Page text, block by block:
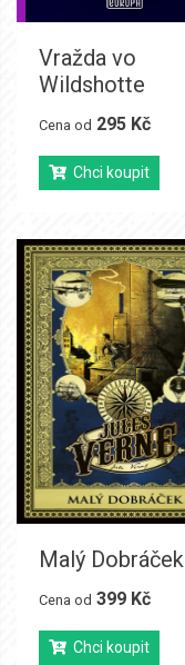
Vražda vo
Wildshotte
Cena od 295 Kč
Chci koupit
Malý Dobráček
Cena od 399 Kč
Chci koupit